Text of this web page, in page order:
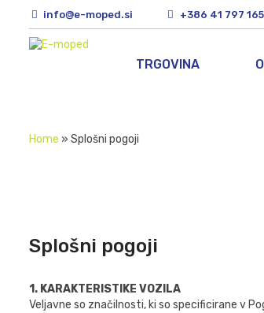
info@e-moped.si +386 41 797 165
TRGOVINA
Home » Splošni pogoji
Splošni pogoji
1. KARAKTERISTIKE VOZILA
Veljavne so značilnosti, ki so specificirane v